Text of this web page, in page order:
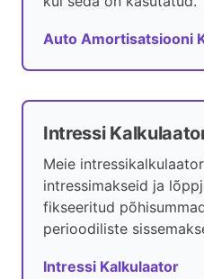
Auto Amortisatsiooni
Intressi
Meie
intressimakseid ja
fikseeritud
perioodiliste
Intressi Kalkulaator